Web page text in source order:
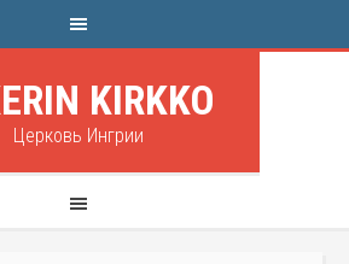
KIRKKO
Церковь Ингрии